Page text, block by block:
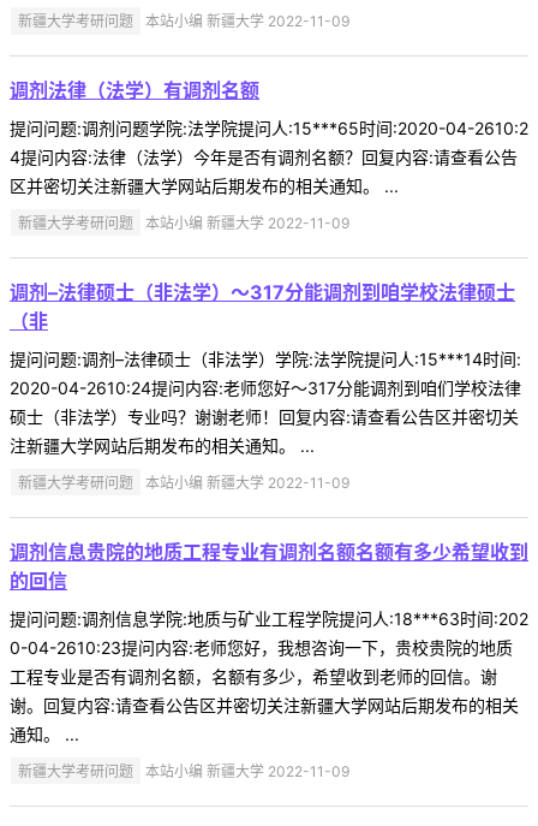
新疆大学考研问题 本站小编 新疆大学 2022-11-09
调剂法律（法学）有调剂名额
提问问题:调剂问题学院:法学院提问人:15***65时间:2020-04-2610:2
4提问内容:法律（法学）今年是否有调剂名额？回复内容:请查看公告
区并密切关注新疆大学网站后期发布的相关通知。 ...
新疆大学考研问题 本站小编 新疆大学 2022-11-09
调剂–法律硕士（非法学）～317分能调剂到咱学校法律硕士
（非
提问问题:调剂–法律硕士（非法学）学院:法学院提问人:15***14时间:
2020-04-2610:24提问内容:老师您好～317分能调剂到咱们学校法律
硕士（非法学）专业吗？谢谢老师！回复内容:请查看公告区并密切关
注新疆大学网站后期发布的相关通知。 ...
新疆大学考研问题 本站小编 新疆大学 2022-11-09
调剂信息贵院的地质工程专业有调剂名额名额有多少希望收到
的回信
提问问题:调剂信息学院:地质与矿业工程学院提问人:18***63时间:202
0-04-2610:23提问内容:老师您好，我想咨询一下，贵校贵院的地质
工程专业是否有调剂名额，名额有多少，希望收到老师的回信。谢
谢。回复内容:请查看公告区并密切关注新疆大学网站后期发布的相关
通知。 ...
新疆大学考研问题 本站小编 新疆大学 2022-11-09